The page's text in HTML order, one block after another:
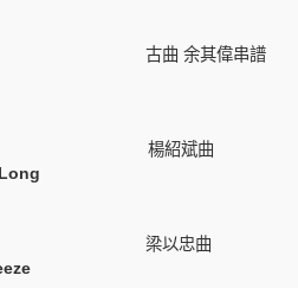
古曲 余其偉串譜
楊紹斌曲
梁以忠曲